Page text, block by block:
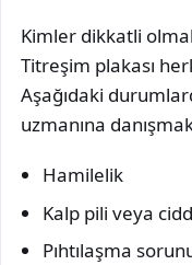
Kimler dikkatli
Titreşim plakası
Aşağıdaki
uzmanına
Hamilelik
Kalp pili veya
Pıhtılaşma